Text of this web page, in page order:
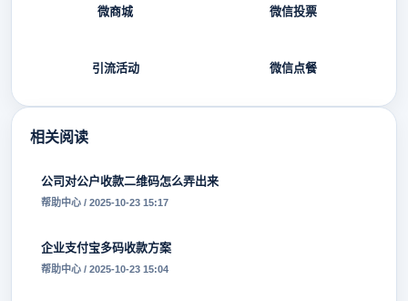
微商城 微信投票
引流活动 微信点餐
相关阅读
公司对公户收款二维码怎么弄出来
帮助中心 / 2025-10-23 15:17
企业支付宝多码收款方案
帮助中心 / 2025-10-23 15:04